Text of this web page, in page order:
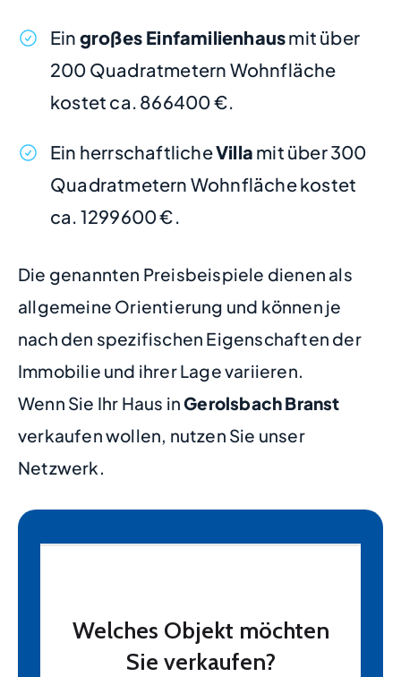
Ein großes Einfamilienhausmit über
200 Quadratmetern Wohnfläche
kostet ca. 866400 €.
Ein herrschaftlicheVilla mit über 300
Quadratmetern Wohnfläche kostet
ca. 1299600 €.
Die genannten Preisbeispiele dienen als
allgemeine Orientierung und können je
nach den spezifischen Eigenschaften der
Immobilie und ihrer Lage variieren.
Wenn Sie Ihr Haus inGerolsbach Branst
verkaufen wollen, nutzen Sie unser
Netzwerk.